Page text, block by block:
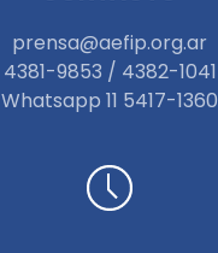
prensa@aefip.org.ar
4381-9853 / 4382-1041
Whatsapp 11 5417-1360